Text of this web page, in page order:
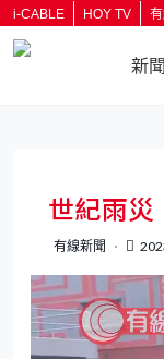
i-CABLE HOY TV
新聞
世紀雨
有線新聞